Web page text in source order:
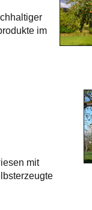
im
mit